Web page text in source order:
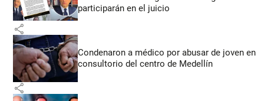
participarán en el juicio
share
Condenaron a médico por abusar de joven en
consultorio del centro de Medellín
share